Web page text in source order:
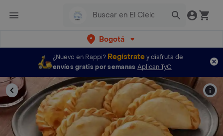
Bogotá
¿Nuevo en Rappi? Regístratey disfruta de
envíos gratis por semanas Aplican TyC